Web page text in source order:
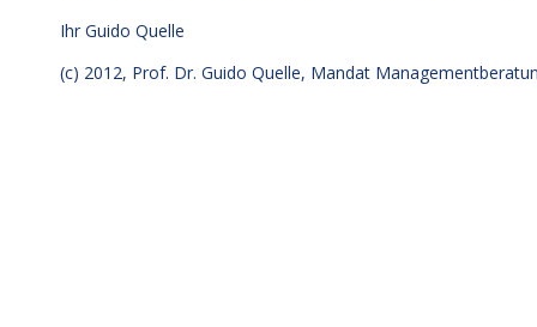
Ihr Guido Quelle
(c) 2012, Prof. Dr. Guido Quelle, Mandat